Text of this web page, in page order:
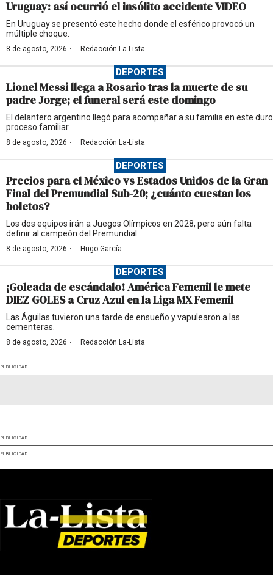
Uruguay: así ocurrió el insólito accidente VIDEO
En Uruguay se presentó este hecho donde el esférico provocó un
múltiple choque.
8 de agosto, 2026 · Redacción La-Lista
DEPORTES
Lionel Messi llega a Rosario tras la muerte de su
padre Jorge; el funeral será este domingo
El delantero argentino llegó para acompañar a su familia en este duro
proceso familiar.
8 de agosto, 2026 · Redacción La-Lista
DEPORTES
Precios para el México vs Estados Unidos de la Gran
Final del Premundial Sub-20; ¿cuánto cuestan los
boletos?
Los dos equipos irán a Juegos Olímpicos en 2028, pero aún falta
definir al campeón del Premundial.
8 de agosto, 2026 · Hugo García
DEPORTES
¡Goleada de escándalo! América Femenil le mete
DIEZ GOLES a Cruz Azul en la Liga MX Femenil
Las Águilas tuvieron una tarde de ensueño y vapulearon a las
cementeras.
8 de agosto, 2026 · Redacción La-Lista
PUBLICIDAD
PUBLICIDAD
PUBLICIDAD